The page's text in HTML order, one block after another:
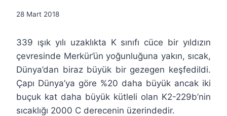
By
Özyar
28 Mart 2018
339 ışık yılı uzaklıkta K sınıfı cüce bir yıldızın
çevresinde Merkür’ün yoğunluğuna yakın, sıcak,
Dünya’dan biraz büyük bir gezegen keşfedildi.
Çapı Dünya’ya göre %20 daha büyük ancak iki
buçuk kat daha büyük kütleli olan K2-229b’nin
sıcaklığı 2000 C derecenin üzerindedir.